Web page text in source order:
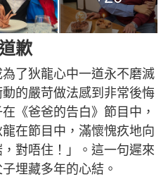
歉
了狄龍心中一道永不磨滅
的嚴苛做法感到非常後悔
《爸爸的告白》節目中，
在節目中，滿懷愧疚地向
對唔住！」。這一句遲來
埋藏多年的心結。